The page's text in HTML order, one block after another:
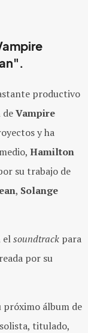
productivo
deVampire
y ha
Hamilton
su trabajo de
, Solange
elsoundtrack para
por su
próximo álbum de
titulado,